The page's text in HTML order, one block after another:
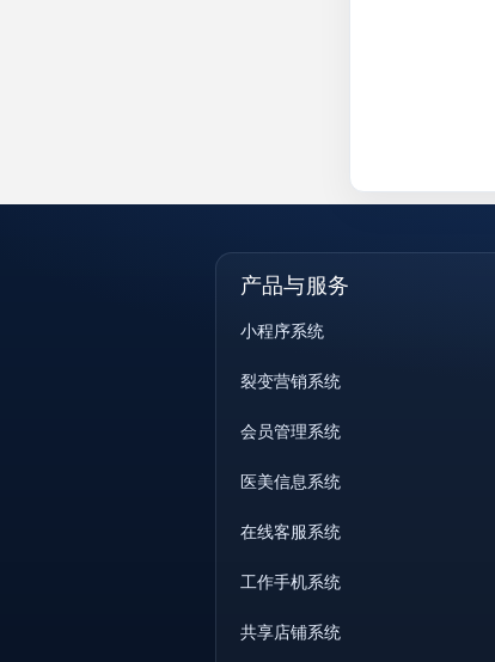
产品与服务
小程序系统
裂变营销系统
会员管理系统
医美信息系统
在线客服系统
工作手机系统
共享店铺系统